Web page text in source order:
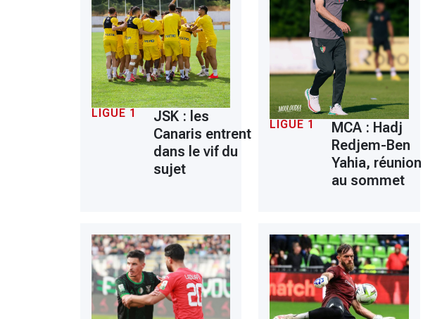
LIGUE 1
JSK : les
Canaris entrent
dans le vif du
sujet
LIGUE 1
MCA : Hadj
Redjem-Ben
Yahia, réunion
au sommet